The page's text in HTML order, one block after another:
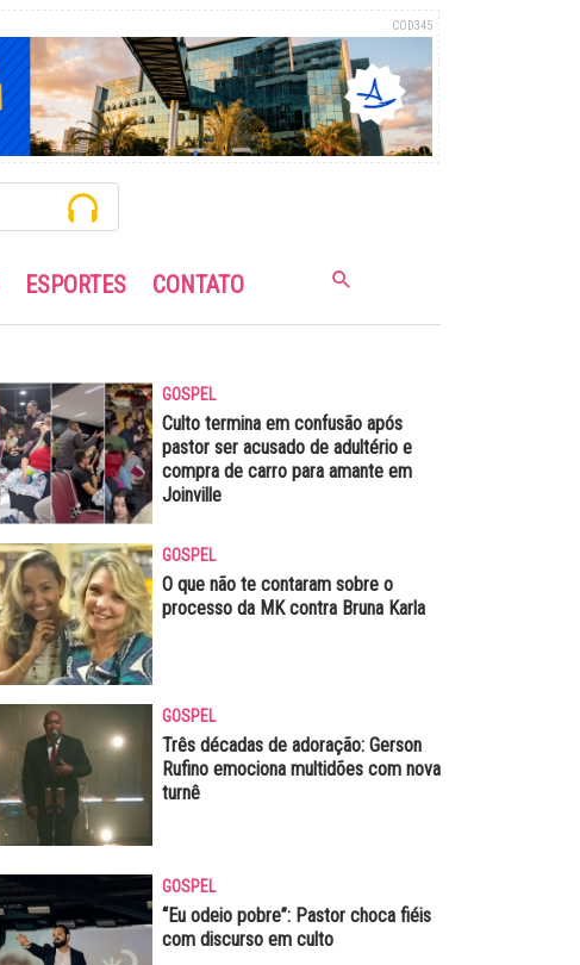
COD345
ESPORTES CONTATO
GOSPEL
Culto termina em confusão após
pastor ser acusado de adultério e
compra de carro para amante em
Joinville
GOSPEL
O que não te contaram sobre o
processo da MK contra Bruna Karla
GOSPEL
Três décadas de adoração: Gerson
Rufino emociona multidões com nova
turnê
GOSPEL
“Eu odeio pobre”: Pastor choca fiéis
com discurso em culto